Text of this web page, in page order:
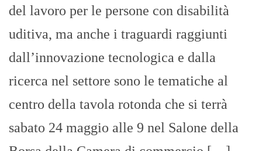
del lavoro per le persone con disabilità
uditiva, ma anche i traguardi raggiunti
dall’innovazione tecnologica e dalla
ricerca nel settore sono le tematiche al
centro della tavola rotonda che si terrà
sabato 24 maggio alle 9 nel Salone della